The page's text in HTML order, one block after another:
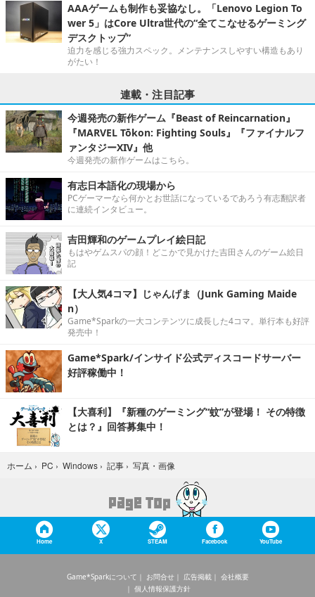
AAAゲームも制作も妥協なし。「Lenovo Legion To
wer 5」はCore Ultra世代の“全てこなせるゲーミング
デスクトップ”
迫力を感じる強力スペック。メンテナンスしやすい構造もあり
がたい！
連載・注目記事
今週発売の新作ゲーム『Beast of Reincarnation』
『MARVEL Tōkon: Fighting Souls』『ファイナルフ
ァンタジーXIV』他
今週発売の新作ゲームはこちら。
有志日本語化の現場から
PCゲーマーなら何かとお世話になっているであろう有志翻訳者
に連続インタビュー。
吉田輝和のゲームプレイ絵日記
もはやゲムスパの顔！どこかで見かけた吉田さんのゲーム絵日
記
【大人気4コマ】じゃんげま（Junk Gaming Maide
n）
Game*Sparkの一大コンテンツに成長した4コマ。単行本も好評
発売中！
Game*Spark/インサイド公式ディスコードサーバー
好評稼働中！
【大喜利】『新種のゲーミング“蚊”が登場！ その特徴
とは？』回答募集中！
ホーム › PC › Windows › 記事 › 写真・画像
Home X STEAM Facebook YouTube
Game*Sparkについて お問合せ 広告掲載
会社概要
個人情報保護方針